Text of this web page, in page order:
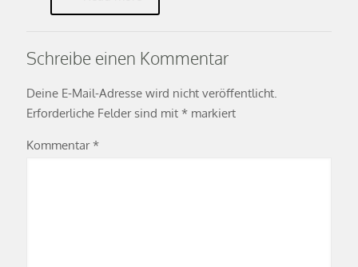
Schreibe einen Kommentar
Deine E-Mail-Adresse wird nicht veröffentlicht.
Erforderliche Felder sind mit * markiert
Kommentar*